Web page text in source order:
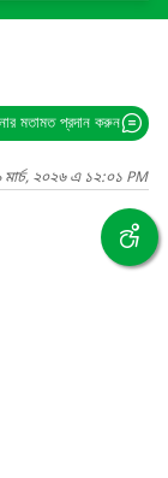
মতামত প্রদান করুন
মার্চ, ২০২৬ এ ১২:০১ PM